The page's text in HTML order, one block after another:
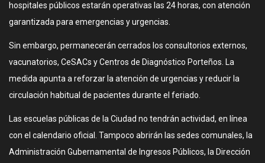
hospitales públicos estarán operativas las 24 horas, con atención
garantizada para emergencias y urgencias.
Sin embargo, permanecerán cerrados los consultorios externos,
vacunatorios, CeSACs y Centros de Diagnóstico Porteños. La
medida apunta a reforzar la atención de urgencias y reducir la
circulación habitual de pacientes durante el feriado.
Las escuelas públicas de la Ciudad no tendrán actividad, en línea
con el calendario oficial. Tampoco abrirán las sedes comunales, la
Administración Gubernamental de Ingresos Públicos, la Dirección